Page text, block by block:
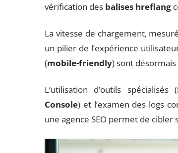
vérification des balises hreflang
La vitesse de chargement,
un pilier de l’expérience
(mobile-friendly) sont
L’utilisation d’outils spécialisés (
Console) et l’examen des logs
une agence SEO permet de